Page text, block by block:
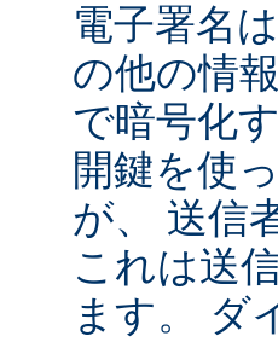
電子署名
の他の情
で暗号化
開鍵を使
が、 送信
これは送
ます。 ダ